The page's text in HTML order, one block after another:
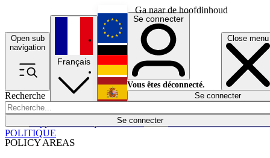
Ga naar de hoofdinhoud
Open sub
navigation
Close menu
Recherche
Se connecter
POLICY AREAS
Économie
Français
English
Deutsch
Español
Se connecter
Vous êtes déconnecté.
Se connecter
POLITIQUE